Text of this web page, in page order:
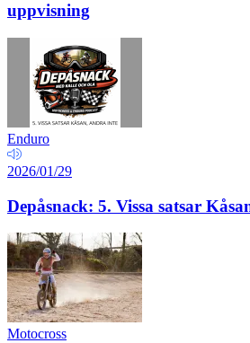
uppvisning
Enduro
2026/01/29
Depåsnack: 5. Vissa satsar
Motocross